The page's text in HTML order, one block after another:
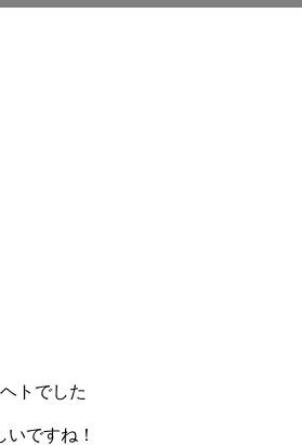
トでした
ですね！